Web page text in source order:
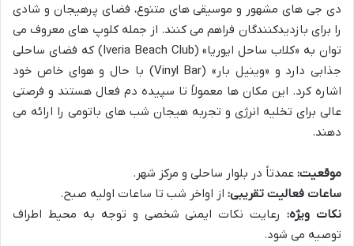
دی جی های مشهور و موسیقی های متنوع، فضای پرهیجان و شادی
را برای بازدیدکنندگان فراهم می کنند. از جمله کلوپ های معروف می
توان به «کلاب ساحل ایوریا» (Iveria Beach Club) که فضای ساحلی
جذابی دارد و «وینیل بار» (Vinyl Bar) با حال و هوای خاص خود
اشاره کرد. این مکان ها معمولاً تا سپیده دم فعال هستند و فرصتی
عالی برای تخلیه انرژی و تجربه هیجان شب های باتومی را ارائه می
دهند.
موقعیت: عمدتاً در بلوار ساحلی و مرکز شهر.
ساعات فعالیت تقریبی: از اواخر شب تا ساعات اولیه صبح.
نکات ویژه:رعایت نکات ایمنی شخصی و توجه به محیط اطراف
توصیه می شود.